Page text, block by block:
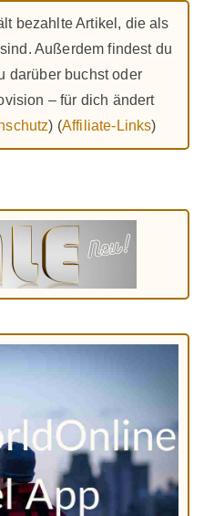
bezahlte Artikel, die als
Außerdem findest du
darüber buchst oder
– für dich ändert
) (Affiliate-Links)